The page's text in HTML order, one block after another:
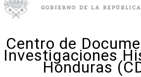
Centro de
Investigaciones
Honduras